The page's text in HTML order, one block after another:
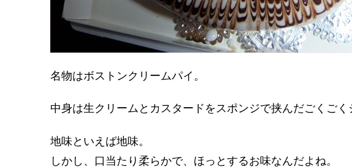
名物はボストンクリームパイ。
中身は生クリームとカスタードをスポンジで挟んだごくごく
地味といえば地味。
しかし、口当たり柔らかで、ほっとするお味なんだよね。